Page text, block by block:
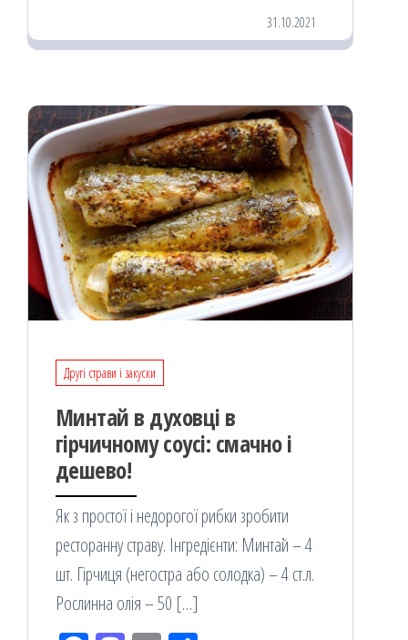
oo od ит
я
31.10.2021
Другі страви і закуски
Минтай в духовці в
гірчичному соусі: смачно і
дешево!
Як з простої і недорогої рибки зробити
ресторанну страву. Інгредієнти: Минтай – 4
шт. Гірчиця (негостра або солодка) – 4 ст.л.
Рослинна олія – ​​50 […]